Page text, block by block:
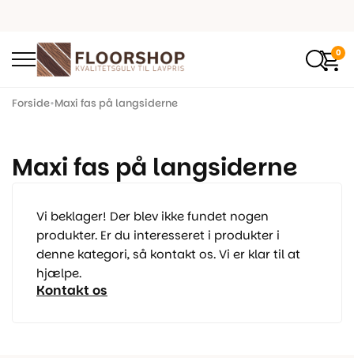
0
Forside•Maxi fas på langsiderne
Maxi fas på langsiderne
Vi beklager! Der blev ikke fundet nogen
produkter. Er du interesseret i produkter i
denne kategori, så kontakt os. Vi er klar til at
hjælpe.
Kontakt os